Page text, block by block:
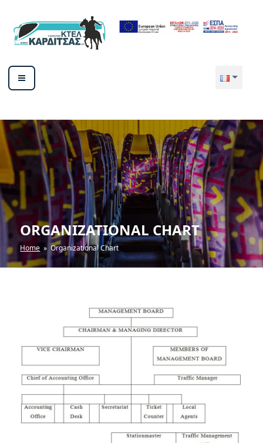
contenu
principal
ΥΠΕΡΑΣΤΙΚΟ ΚΤΕΛ ΚΑΡΔΙΤΣΑΣ
ΑΕ
ORGANIZATIONAL CHART
Home » Organizational Chart